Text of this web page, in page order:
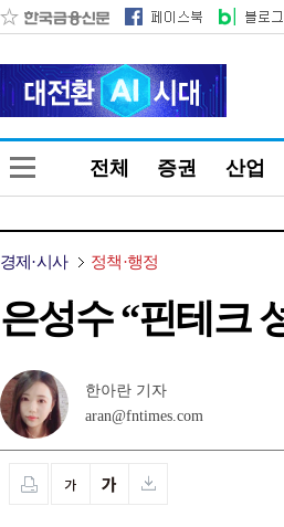
전체 증권 산업
경제·시사 정책·행정
은성수 “핀테크
한아란 기자
aran@fntimes.com